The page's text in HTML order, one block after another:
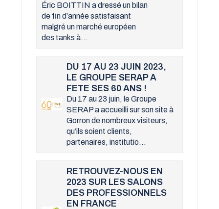
Éric BOITTIN a dressé un bilan
de fin d’année satisfaisant
malgré un marché européen
des tanks à...
DU 17 AU 23 JUIN 2023,
LE GROUPE SERAP A
FETE SES 60 ANS !
Du 17 au 23 juin, le Groupe
SERAP a accueilli sur son site à
Gorron de nombreux visiteurs,
qu’ils soient clients,
partenaires, institutio...
RETROUVEZ-NOUS EN
2023 SUR LES SALONS
DES PROFESSIONNELS
EN FRANCE